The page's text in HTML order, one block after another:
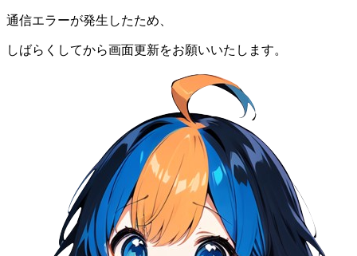
通信エラーが発生したため、
しばらくしてから画面更新をお願いいたします。